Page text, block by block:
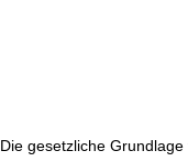
Die gesetzliche